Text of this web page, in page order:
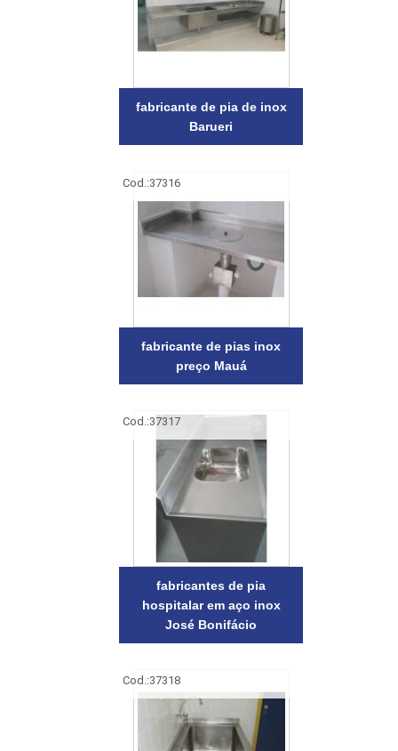
fabricante de pia de inox
Barueri
Cod.:37316
fabricante de pias inox
preço Mauá
Cod.:37317
fabricantes de pia
hospitalar em aço inox
José Bonifácio
Cod.:37318